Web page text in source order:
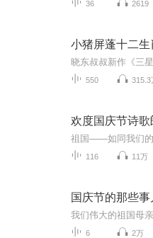
36 2619
550 315.3
欢度国庆节诗
116 11万
国庆节的那些
6 2万